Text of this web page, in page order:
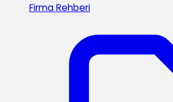
Firma Rehberi